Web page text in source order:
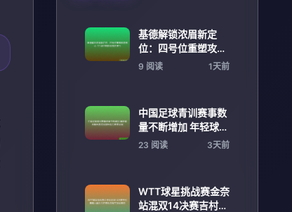
基德解锁浓眉新定
位：四号位重塑攻防
核心 12 场冲刺彰显
9 阅读 1天前
中国足球青训赛事数
量不断增加 年轻球员
曝光度持续提升助力
23 阅读 3天前
WTT球星挑战赛金奈
站混双14决赛吉村真